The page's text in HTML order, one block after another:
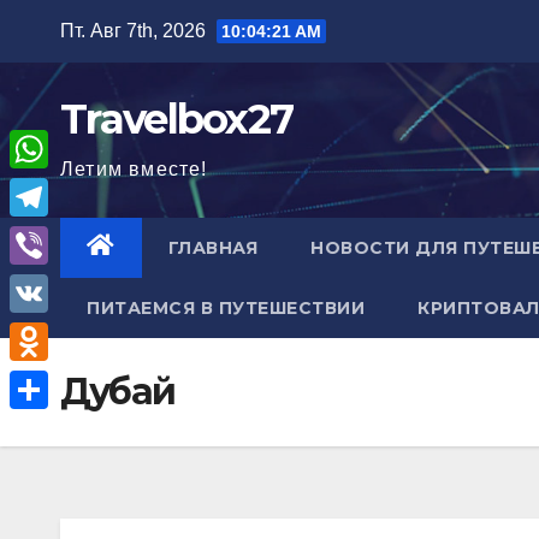
содержимому
Пт. Авг 7th, 2026 10:04:22 AM
Travelbox27
Летим вместе!
ГЛАВНАЯ НОВОСТИ ДЛЯ
ПИТАЕМСЯ В ПУТЕШЕСТВИИ
Дубай
W
h
a
A
T
e
l
e
g
V
i
b
e
V
K
O